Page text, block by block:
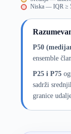
Niska — IQR ≥
P50
ensemble
P25 i P75
sadrži
granice